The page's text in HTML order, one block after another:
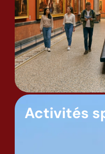
Activités